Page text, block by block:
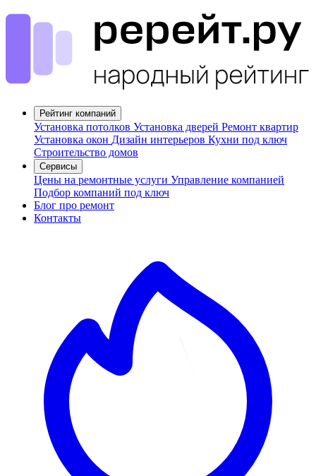
Рейтинг компаний
Установка потолков Установка дверей Ремонт квартир
Установка окон Дизайн интерьеров Кухни под ключ
Строительство домов
Сервисы
Цены на ремонтные услуги Управление компанией
Подбор компаний под ключ
Блог про ремонт
Контакты